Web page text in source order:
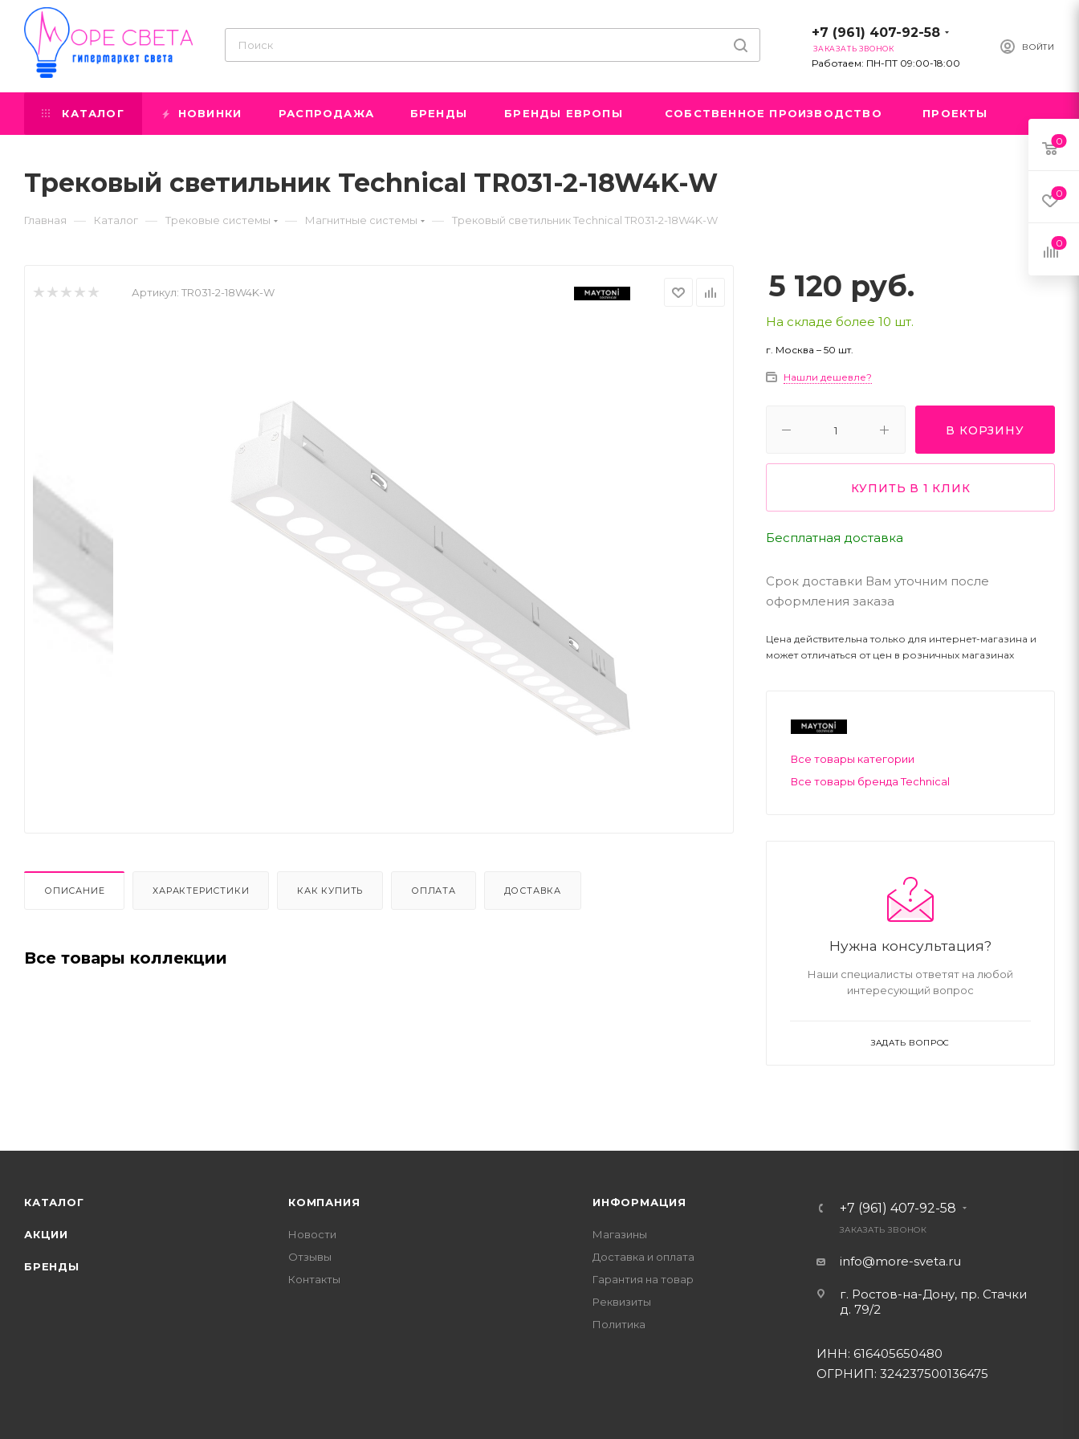
ВОЙТИ
+7 (961) 407-92-58
ЗАКАЗАТЬ ЗВОНОК
Работаем: ПН-ПТ 09:00-18:00
КАТАЛОГ НОВИНКИ РАСПРОДАЖА БРЕНДЫ БРЕНДЫ ЕВРОПЫ СОБСТВЕННОЕ ПРОИЗВОДСТВО ПРОЕКТЫ
Трековый светильник Technical TR031-2-18W4K-W
Главная — Каталог — Трековые системы — Магнитные системы — Трековый светильник Technical TR031-2-18W4K-W
Артикул: TR031-2-18W4K-W
ОПИСАНИЕ ХАРАКТЕРИСТИКИ КАК КУПИТЬ ОПЛАТА ДОСТАВКА
Все товары коллекции
5 120 руб.
На складе более 10 шт.
г. Москва – 50 шт.
Нашли дешевле?
В КОРЗИНУ
КУПИТЬ В 1 КЛИК
Бесплатная доставка
Срок доставки Вам уточним после
оформления заказа
Цена действительна только для интернет-магазина и
может отличаться от цен в розничных магазинах
Все товары категории
Все товары бренда Technical
Нужна консультация?
Наши специалисты ответят на любой
интересующий вопрос
ЗАДАТЬ ВОПРОС
КАТАЛОГ
АКЦИИ
БРЕНДЫ
КОМПАНИЯ
Новости
Отзывы
Контакты
ИНФОРМАЦИЯ
Магазины
Доставка и оплата
Гарантия на товар
Реквизиты
Политика
+7 (961) 407-92-58
ЗАКАЗАТЬ ЗВОНОК
info@more-sveta.ru
г. Ростов-на-Дону, пр. Стачки
д. 79/2
ИНН: 616405650480
ОГРНИП: 324237500136475
0
0
0